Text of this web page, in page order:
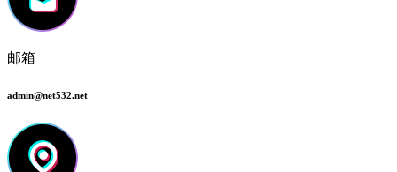
邮箱
admin@net532.net